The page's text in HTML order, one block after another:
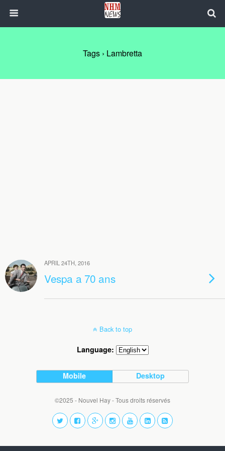
Tags › Lambretta
APRIL 24TH, 2016
Vespa a 70 ans
Back to top
Language:
Mobile Desktop
©2025 - Nouvel Hay - Tous droits réservés